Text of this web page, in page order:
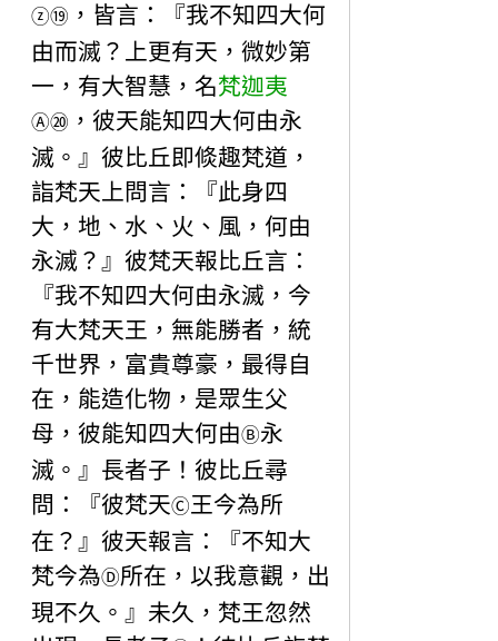
ⓩ⑲ ，皆言：『我不知四大何
由而滅？上更有天，微妙第
一，有大智慧，名梵迦夷
Ⓐ⑳ ，彼天能知四大何由永
滅。』彼比丘即倐趣梵道，
詣梵天上問言：『此身四
大，地、水、火、風，何由
永滅？』彼梵天報比丘言：
『我不知四大何由永滅，今
有大梵天王，無能勝者，統
千世界，富貴尊豪，最得自
在，能造化物，是眾生父
母，彼能知四大何由Ⓑ永
滅。』長者子！彼比丘尋
問：『彼梵天Ⓒ王今為所
在？』彼天報言：『不知大
梵今為Ⓓ所在，以我意觀，出
現不久。』未久，梵王忽然